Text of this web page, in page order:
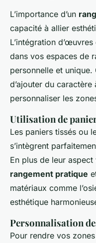
L’importance d’un
capacité à allier
L’intégration
dans vos espaces de
personnelle et
d’ajouter du
personnaliser les
Utilisation de
Les paniers tissés ou
s’intègrent
En plus de leur
rangement pratique
matériaux comme
esthétique
Personnalisation
Pour rendre vos